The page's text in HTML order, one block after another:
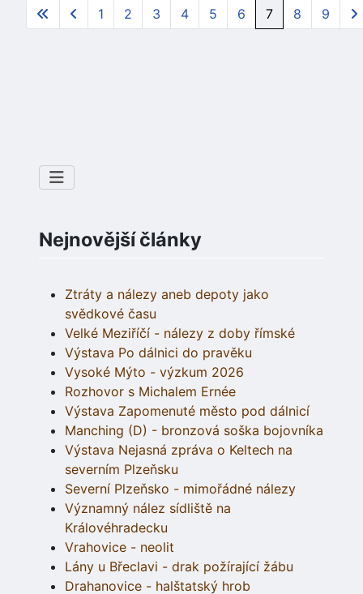
1 2 3 4 5 6 7 8 9
Nejnovější články
Ztráty a nálezy aneb depoty jako
svědkové času
Velké Meziříčí - nálezy z doby římské
Výstava Po dálnici do pravěku
Vysoké Mýto - výzkum 2026
Rozhovor s Michalem Ernée
Výstava Zapomenuté město pod dálnicí
Manching (D) - bronzová soška bojovníka
Výstava Nejasná zpráva o Keltech na
severním Plzeňsku
Severní Plzeňsko - mimořádné nálezy
Významný nález sídliště na
Královéhradecku
Vrahovice - neolit
Lány u Břeclavi - drak požírající žábu
Drahanovice - halštatský hrob